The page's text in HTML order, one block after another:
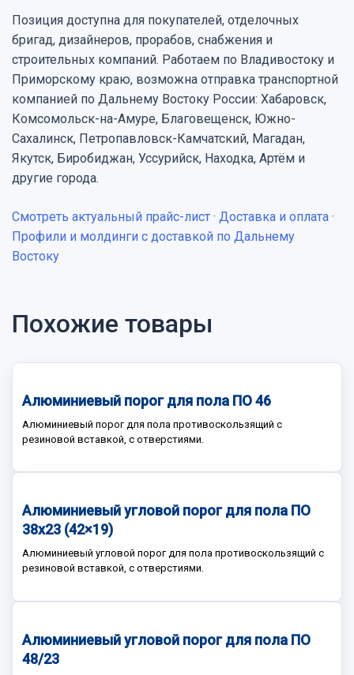
Позиция доступна для покупателей, отделочных
бригад, дизайнеров, прорабов, снабжения и
строительных компаний. Работаем по Владивостоку и
Приморскому краю, возможна отправка транспортной
компанией по Дальнему Востоку России: Хабаровск,
Комсомольск-на-Амуре, Благовещенск, Южно-
Сахалинск, Петропавловск-Камчатский, Магадан,
Якутск, Биробиджан, Уссурийск, Находка, Артём и
другие города.
Смотреть актуальный прайс-лист · Доставка и оплата ·
Профили и молдинги с доставкой по Дальнему
Востоку
Похожие товары
Алюминиевый порог для пола ПО 46
Алюминиевый порог для пола противоскользящий с
резиновой вставкой, с отверстиями.
Алюминиевый угловой порог для пола ПО
38х23 (42×19)
Алюминиевый угловой порог для пола противоскользящий с
резиновой вставкой, с отверстиями.
Алюминиевый угловой порог для пола ПО
48/23